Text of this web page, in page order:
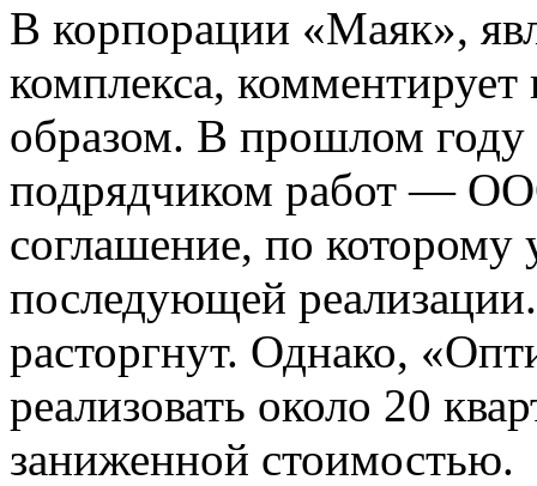
В корпорации «Маяк»,
комплекса,
образом. В прошлом году
подрядчиком работ —
соглашение, по которому
последующей
расторгнут. Однако,
реализовать около 20
заниженной стоимостью.